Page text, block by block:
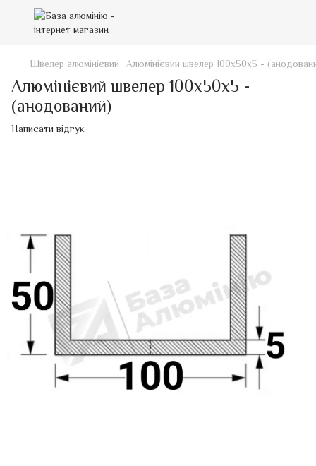
Швелер алюмінієвий Алюмінієвий швелер 100х50х5 -
Алюмінієвий швелер 100х50х5 -
(анодований)
Написати відгук